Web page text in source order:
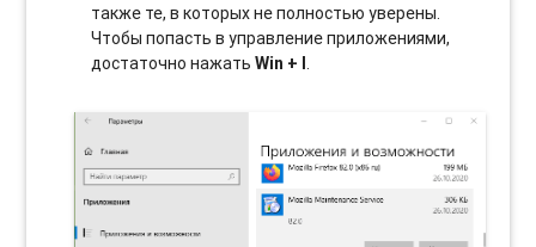
также те, в которых не полностью уверены.
Чтобы попасть в управление приложениями,
достаточно нажатьWin + I.